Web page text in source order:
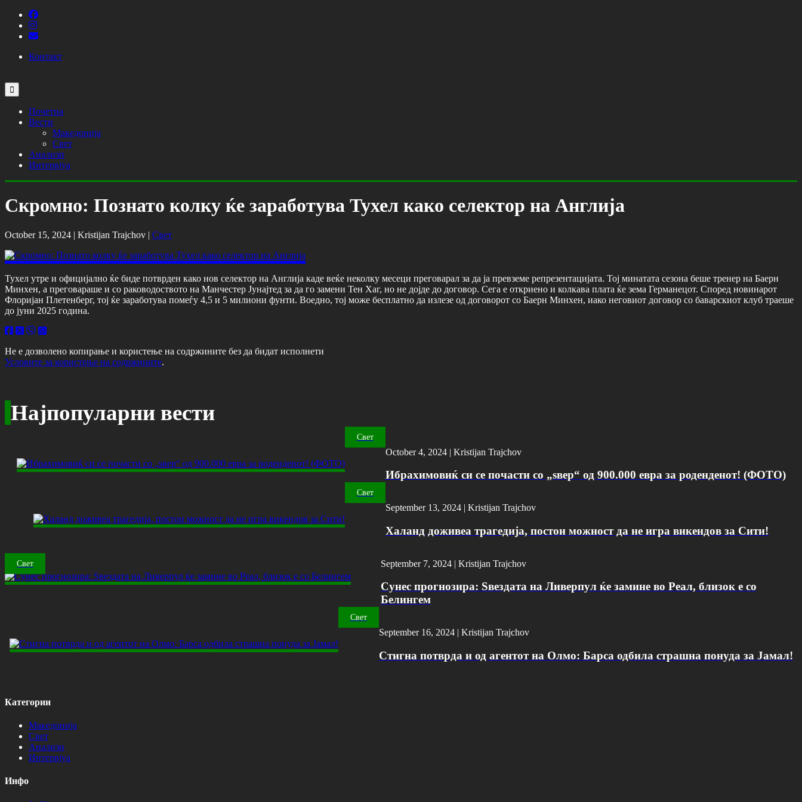
Контакт
Почетна
Вести
Македонија
Свет
Анализи
Интервјуа
Скромно: Познато колку ќе заработува Тухел како селектор на Англија
October 15, 2024 | Kristijan Trajchov | Свет
Тухел утре и официјално ќе биде потврден како нов селектор на Англија каде веќе неколку месеци преговарал за да ја превземе репрезентацијата. Тој минатата сезона беше тренер на Баерн
Минхен, а преговараше и со раководоството на Манчестер Јунајтед за да го замени Тен Хаг, но не дојде до договор. Сега е откриено и колкава плата ќе зема Германецот. Според новинарот
Флоријан Плетенберг, тој ќе заработува помеѓу 4,5 и 5 милиони фунти. Воедно, тој може бесплатно да излезе од договорот со Баерн Минхен, иако неговиот договор со баварскиот клуб траеше
до јуни 2025 година.
Не е дозволено копирање и користење на содржините без да бидат исполнети
Условите за користење на содржините.
Најпопуларни вести
Свет
October 4, 2024 | Kristijan Trajchov
Ибрахимовиќ си се почасти со „ѕвер“ од 900.000 евра за роденденот! (ФОТО)
Свет
September 13, 2024 | Kristijan Trajchov
Халанд доживеа трагедија, постои можност да не игра викендов за Сити!
Свет September 7, 2024 | Kristijan Trajchov
Сунес прогнозира: Ѕвездата на Ливерпул ќе замине во Реал, близок е со
Белингем
Свет
September 16, 2024 | Kristijan Trajchov
Стигна потврда и од агентот на Олмо: Барса одбила страшна понуда за Јамал!
Категории
Македонија
Свет
Анализи
Интервјуа
Инфо